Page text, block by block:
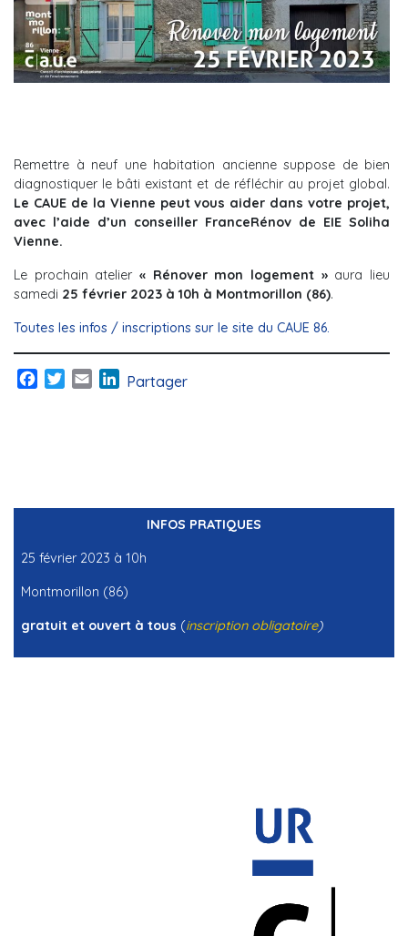
Remettre à neuf une habitation ancienne suppose de bien
diagnostiquer le bâti existant et de réfléchir au projet global.
Le CAUE de la Vienne peut vous aider dans votre projet,
avec l’aide d’un conseiller FranceRénov de EIE Soliha
Vienne.
Le prochain atelier « Rénover mon logement »aura lieu
samedi 25 février 2023 à 10h à Montmorillon (86).
Toutes les infos / inscriptions sur le site du CAUE 86.
Facebook
TwitterEmail LinkedIn
Partager
INFOS PRATIQUES
25 février 2023 à 10h
Montmorillon (86)
gratuit et ouvert à tous (inscription obligatoire)